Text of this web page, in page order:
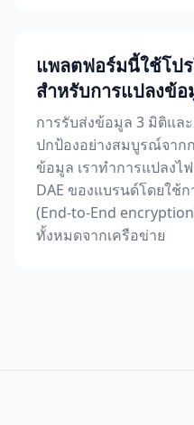
แพลตฟอร์มนี้ใช้โป
สำหรับการแปลงข้
การรับส่งข้อมูล 3 มิติแล
ปกป้องอย่างสมบูรณ์จาก
ข้อมูล เราทำการแปลงไ
DAE ของแบรนด์โดยใช้
(End-to-End
ทั้งหมดจากเครือข่าย